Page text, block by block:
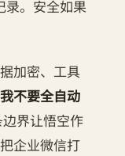
录。安全如果
加密、工具
我不要全自动
界让悟空作
企业微信打